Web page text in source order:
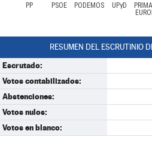
PP PSOE PODEMOS UPyD
RESUMEN DEL ESCRUTINIO
Escrutado:
Votos contabilizados:
Abstenciones:
Votos nulos:
Votos en blanco: